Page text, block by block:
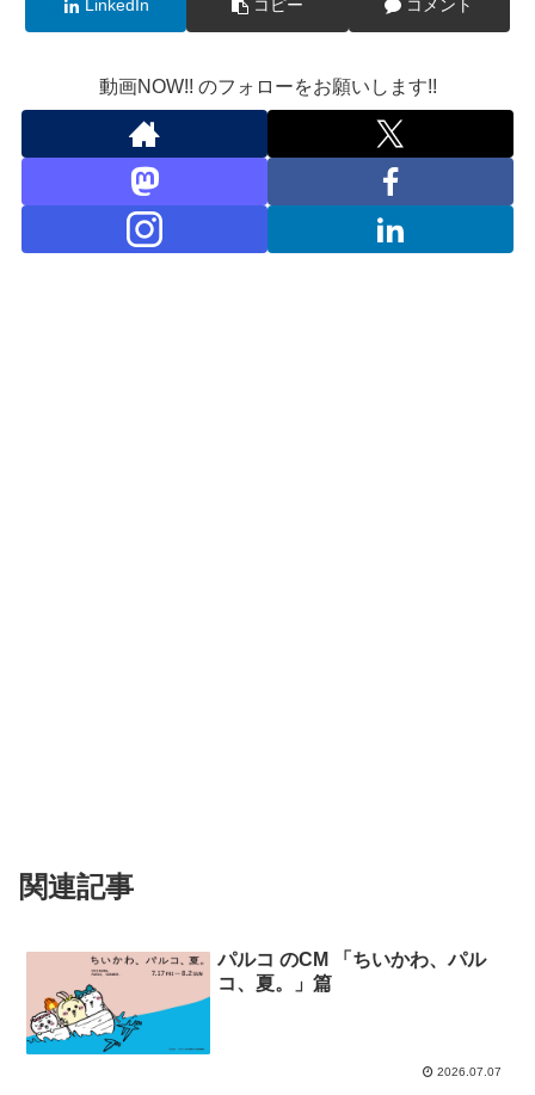
LinkedIn コピー コメント
動画NOW!! のフォローをお願いします!!
関連記事
パルコ のCM 「ちいかわ、パル
コ、夏。」篇
2026.07.07